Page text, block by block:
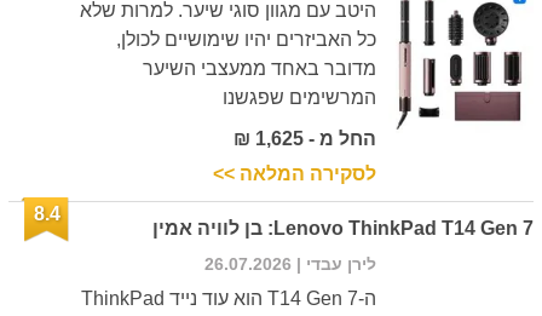
היטב עם מגוון סוגי שיער. למרות שלא
כל האביזרים יהיו שימושיים לכולן,
מדובר באחד ממעצבי השיער
המרשימים שפגשנו
החל מ - 1,625 ₪
לסקירה המלאה >>
Lenovo ThinkPad T14 Gen 7: בן לוויה אמין
8.4
לירן עבדי | 26.07.2026
ה-T14 Gen 7 הוא עוד נייד ThinkPad